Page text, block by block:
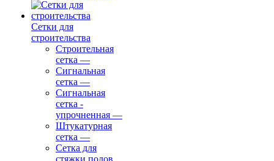
Сетки для
строительства
Строительная
сетка —
Сигнальная
сетка —
Сигнальная
сетка -
упрочненная —
Штукатурная
сетка —
Сетка для
стяжки полов